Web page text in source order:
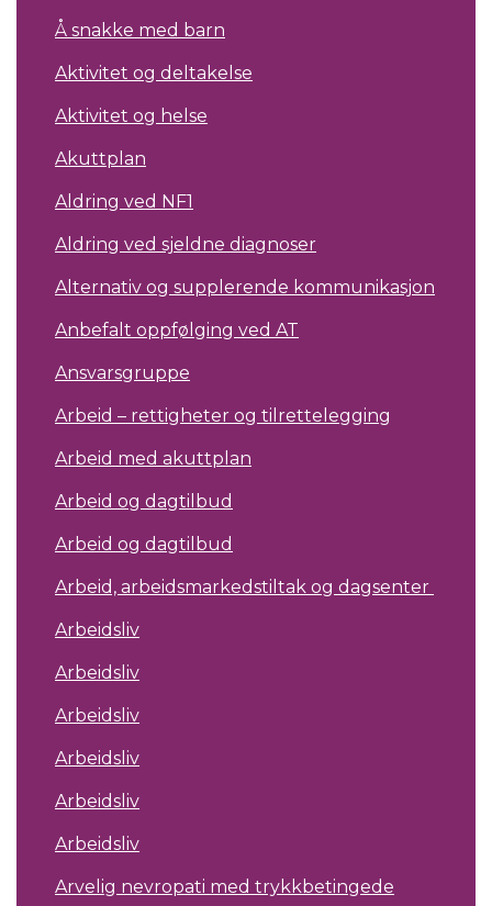
Å snakke med barn
Aktivitet og deltakelse
Aktivitet og helse
Akuttplan
Aldring ved NF1
Aldring ved sjeldne diagnoser
Alternativ og supplerende kommunikasjon
Anbefalt oppfølging ved AT
Ansvarsgruppe
Arbeid – rettigheter og tilrettelegging
Arbeid med akuttplan
Arbeid og dagtilbud
Arbeid og dagtilbud
Arbeid, arbeidsmarkedstiltak og dagsenter
Arbeidsliv
Arbeidsliv
Arbeidsliv
Arbeidsliv
Arbeidsliv
Arbeidsliv
Arvelig nevropati med trykkbetingede